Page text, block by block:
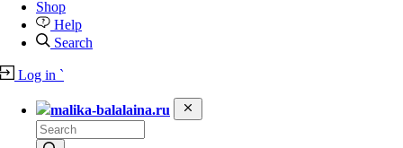
Shop
Help
Search
Log in `
malika-balalaina.ru